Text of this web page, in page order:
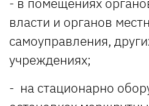
власти и органов
самоуправления,
учреждениях;
- на стационарно